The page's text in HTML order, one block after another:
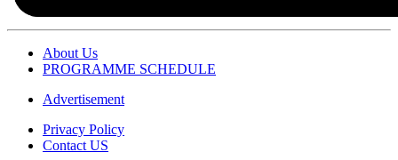
About Us
PROGRAMME SCHEDULE
Advertisement
Privacy Policy
Contact US